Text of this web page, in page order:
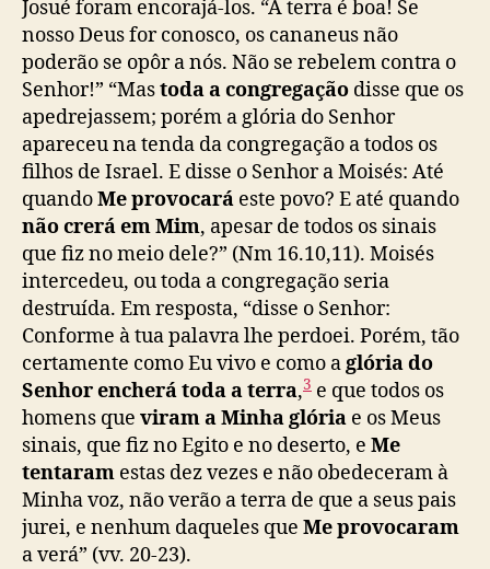
Josué foram encorajá-los. “A terra é boa! Se
nosso Deus for conosco, os cananeus não
poderão se opôr a nós. Não se rebelem contra o
Senhor!” “Mastoda a congregação disse que os
apedrejassem; porém a glória do Senhor
apareceu na tenda da congregação a todos os
filhos de Israel. E disse o Senhor a Moisés: Até
quandoMe provocará este povo? E até quando
não crerá em Mim, apesar de todos os sinais
que fiz no meio dele?” (Nm 16.10,11). Moisés
intercedeu, ou toda a congregação seria
destruída. Em resposta, “disse o Senhor:
Conforme à tua palavra lhe perdoei. Porém, tão
certamente como Eu vivo e como aglória do
Senhor encherá toda a terra,3 e que todos os
homens que viram a Minha glória e os Meus
sinais, que fiz no Egito e no deserto, e Me
tentaram estas dez vezes e não obedeceram à
Minha voz, não verão a terra de que a seus pais
jurei, e nenhum daqueles que Me provocaram
a verá” (vv. 20-23).